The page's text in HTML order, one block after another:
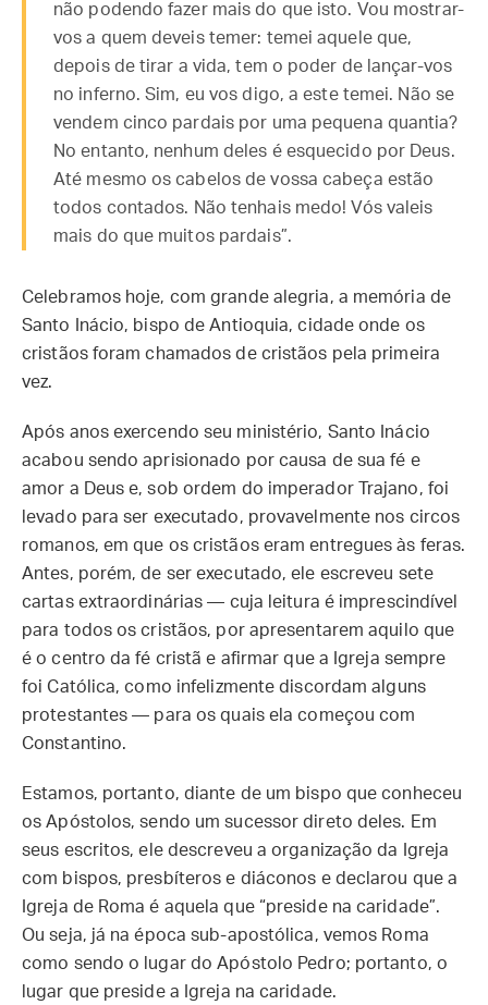
não podendo fazer mais do que isto. Vou mostrar-
vos a quem deveis temer: temei aquele que,
depois de tirar a vida, tem o poder de lançar-vos
no inferno. Sim, eu vos digo, a este temei. Não se
vendem cinco pardais por uma pequena quantia?
No entanto, nenhum deles é esquecido por Deus.
Até mesmo os cabelos de vossa cabeça estão
todos contados. Não tenhais medo! Vós valeis
mais do que muitos pardais”.
Celebramos hoje, com grande alegria, a memória de
Santo Inácio, bispo de Antioquia, cidade onde os
cristãos foram chamados de cristãos pela primeira
vez.
Após anos exercendo seu ministério, Santo Inácio
acabou sendo aprisionado por causa de sua fé e
amor a Deus e, sob ordem do imperador Trajano, foi
levado para ser executado, provavelmente nos circos
romanos, em que os cristãos eram entregues às feras.
Antes, porém, de ser executado, ele escreveu sete
cartas extraordinárias — cuja leitura é imprescindível
para todos os cristãos, por apresentarem aquilo que
é o centro da fé cristã e afirmar que a Igreja sempre
foi Católica, como infelizmente discordam alguns
protestantes — para os quais ela começou com
Constantino.
Estamos, portanto, diante de um bispo que conheceu
os Apóstolos, sendo um sucessor direto deles. Em
seus escritos, ele descreveu a organização da Igreja
com bispos, presbíteros e diáconos e declarou que a
Igreja de Roma é aquela que “preside na caridade”.
Ou seja, já na época sub-apostólica, vemos Roma
como sendo o lugar do Apóstolo Pedro; portanto, o
lugar que preside a Igreja na caridade.